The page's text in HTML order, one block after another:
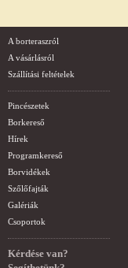
A borteraszról
A vásárlásról
Szállítási feltételek
Pincészetek
Borkereső
Hírek
Programkereső
Borvidékek
Szőlőfajták
Galériák
Csoportok
Kérdése van?